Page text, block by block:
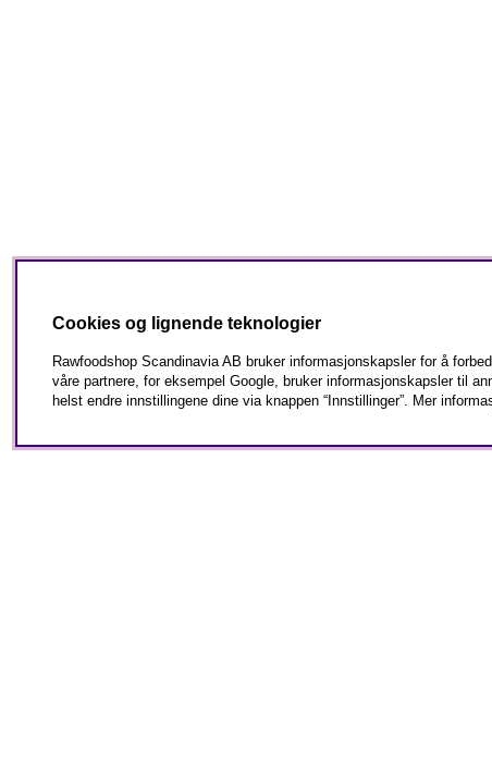
Cookies og lignende teknologier
Rawfoodshop Scandinavia AB bruker informasjonskapsler for å
våre partnere, for eksempel Google, bruker informasjonskapsler til
helst endre innstillingene dine via knappen “Innstillinger”. Mer